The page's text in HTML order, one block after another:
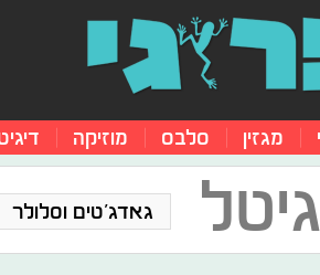
מגזין סלבס מוזיקה
גאדג'טים וסלולר